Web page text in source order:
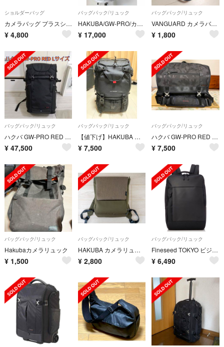
ショルダーバッグ
カメラバッグ プラスシェル レジスト02 ショルダーバッグ
¥ 4,800
バッグパック/リュック
HAKUBA/GW-PRO/カメラバッグ/リュック/迷彩/カモ/ミリタリー/美品
¥ 17,000
バッグパック/リュック
VANGUARD カメラバッグ
¥ 1,800
バッグパック/リュック
ハクバ GW-PRO RED バックパック マルチモード02 L
¥ 47,500
バッグパック/リュック
【値下げ】HAKUBA カメラリュック ルフトデザイン トレック20
¥ 7,500
バッグパック/リュック
ハクバ GW-PRO RED SGWPR-MAL sizeＬ
¥ 7,500
バッグパック/リュック
Hakubaカメラリュック
¥ 1,500
バッグパック/リュック
HAKUBA カメラリュック LUXXe ポリゴン バックパック
¥ 2,800
バッグパック/リュック
Fineseed TOKYO ビジネスリュック
¥ 6,490